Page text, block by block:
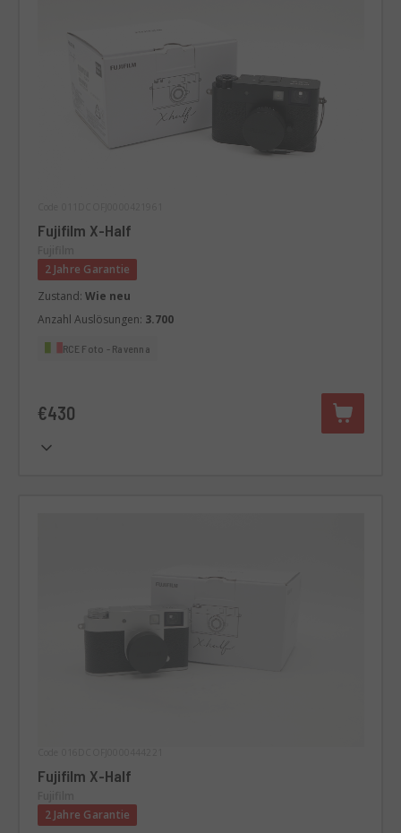
Fujifilm X-Half
2 Jahre Garantie
Zustand: Wie neu
Anzahl Auslösungen: 3.700
RCE Foto - Ravenna
€430
Fujifilm X-Half
2 Jahre Garantie